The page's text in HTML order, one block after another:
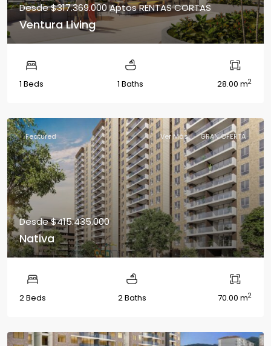
Desde$317.369.000Aptos RENTAS CORTAS
Ventura Living
1 Beds 1 Baths 28.00 m2
Featured Ver Más GRAN OFERTA
Desde$415.435.000
Nativa
2 Beds 2 Baths 70.00 m2